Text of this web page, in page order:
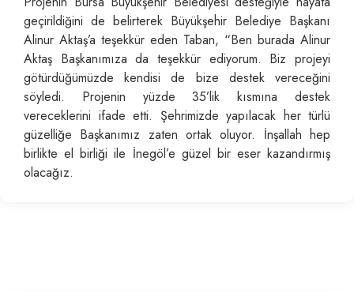
geçirildiğini de belirterek Büyükşehir Belediye Başkanı
Alinur Aktaş’a teşekkür eden Taban, “Ben burada Alinur
Aktaş Başkanımıza da teşekkür ediyorum. Biz projeyi
götürdüğümüzde kendisi de bize destek vereceğini
söyledi. Projenin yüzde 35’lik kısmına destek
vereceklerini ifade etti. Şehrimizde yapılacak her türlü
güzelliğe Başkanımız zaten ortak oluyor. İnşallah hep
birlikte el birliği ile İnegöl’e güzel bir eser kazandırmış
olacağız.